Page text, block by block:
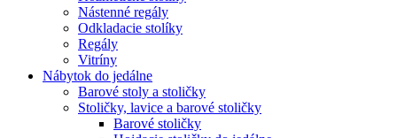
Nástenné regály
Odkladacie stolíky
Regály
Vitríny
Nábytok do jedálne
Barové stoly a stoličky
Stoličky, lavice a barové stoličky
Barové stoličky